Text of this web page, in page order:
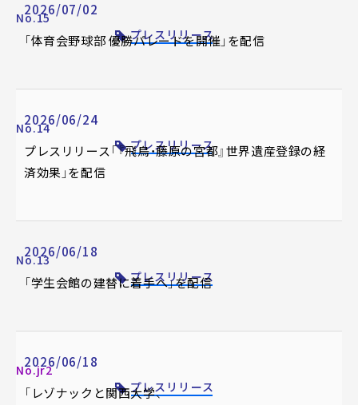
2026/07/02
No.15
プレスリリース
「体育会野球部 優勝パレードを開催」を配信
2026/06/24
No.14
プレスリリース
プレスリリース「『飛鳥・藤原の宮都』世界遺産登録の経
済効果」を配信
2026/06/18
No.13
プレスリリース
「学生会館の建替に着手へ」を配信
2026/06/18
No.jr2
プレスリリース
「レゾナックと関西大学、